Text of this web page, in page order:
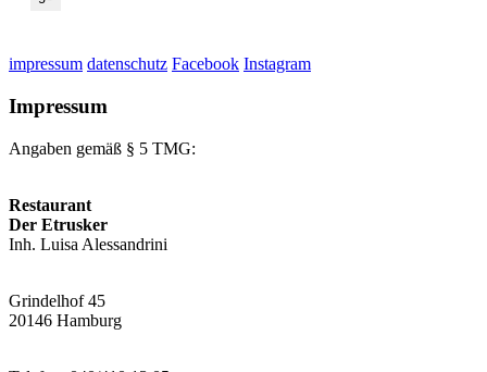
impressum datenschutz Facebook Instagram
Impressum
Angaben gemäß § 5 TMG:
Restaurant
Der Etrusker
Inh. Luisa Alessandrini
Grindelhof 45
20146 Hamburg